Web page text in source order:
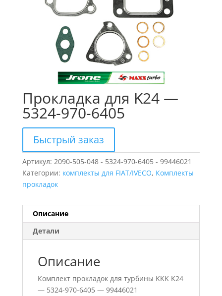
Прокладка для K24 —
5324-970-6405
Быстрый заказ
Артикул: 2090-505-048 - 5324-970-6405 - 99446021
Категории: комплекты для FIAT/IVECO, Комплекты
прокладок
Описание
Детали
Описание
Комплект прокладок для турбины KKK K24
— 5324-970-6405 — 99446021